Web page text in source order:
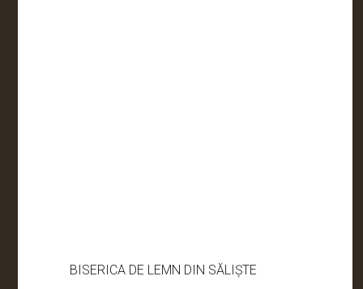
BISERICA DE LEMN DIN SĂLIȘTE